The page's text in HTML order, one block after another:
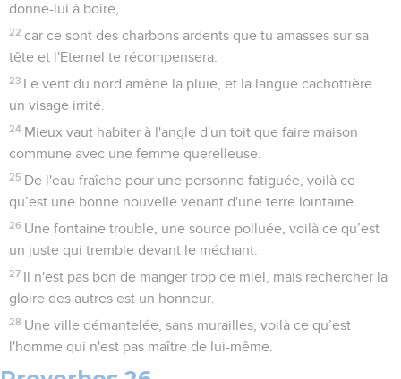
donne-lui à boire,
22 car ce sont des charbons ardents que tu amasses sur sa
tête et l'Eternel te récompensera.
23 Le vent du nord amène la pluie, et la langue cachottière
un visage irrité.
24 Mieux vaut habiter à l'angle d'un toit que faire maison
commune avec une femme querelleuse.
25 De l'eau fraîche pour une personne fatiguée, voilà ce
qu’est une bonne nouvelle venant d'une terre lointaine.
26 Une fontaine trouble, une source polluée, voilà ce qu’est
un juste qui tremble devant le méchant.
27 Il n'est pas bon de manger trop de miel, mais rechercher la
gloire des autres est un honneur.
28 Une ville démantelée, sans murailles, voilà ce qu’est
l'homme qui n'est pas maître de lui-même.